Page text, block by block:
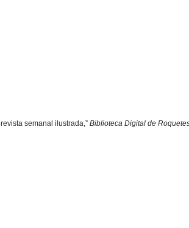
semanal ilustrada,” Biblioteca Digital de